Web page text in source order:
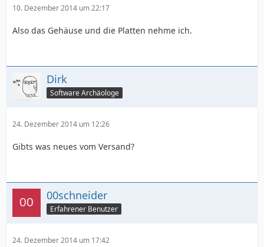
10. Dezember 2014 um 22:17
Also das Gehäuse und die Platten nehme ich.
Dirk
Software Archäologe
24. Dezember 2014 um 12:26
Gibts was neues vom Versand?
00schneider
Erfahrener Benutzer
24. Dezember 2014 um 17:42